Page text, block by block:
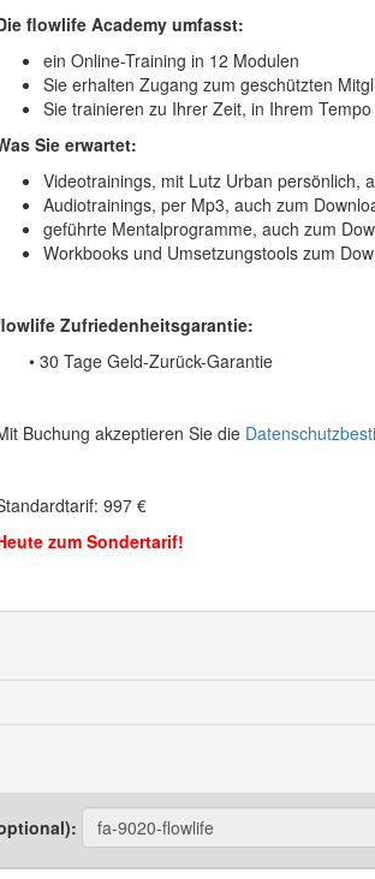
flowlife Academy umfasst:
ein Online-Training in 12 Modulen
Sie erhalten Zugang zum geschützten
Sie trainieren zu Ihrer Zeit, in Ihrem Tempo
Sie erwartet:
Videotrainings, mit Lutz Urban persönlich,
Audiotrainings, per Mp3, auch zum
geführte Mentalprogramme, auch zum
Workbooks und Umsetzungstools zum
Zufriedenheitsgarantie:
• 30 Tage Geld-Zurück-Garantie
Buchung akzeptieren Sie die
997 €
zum Sondertarif!
: